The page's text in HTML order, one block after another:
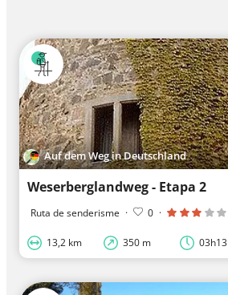
Auf dem Weg in Deutschland
Weserberglandweg - Etapa 2
Ruta de senderisme · 0 ·
13,2 km 350 m 03h13